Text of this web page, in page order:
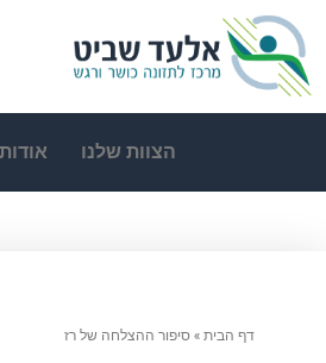
הצוות שלנו אודות
דף הבית»סיפור ההצלחה של רז